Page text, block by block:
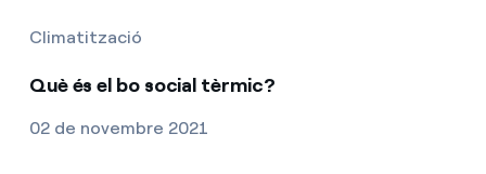
Climatització
Què és el bo social tèrmic?
02 de novembre 2021